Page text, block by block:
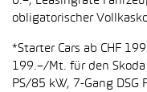
obligatorischer
*Starter Cars ab CHF
199.–/Mt. für den Skoda
PS/85 kW, 7-Gang